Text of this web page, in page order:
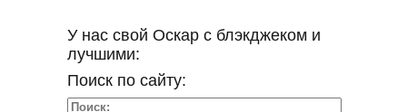
У нас свой Оскар с блэкджеком и
лучшими:
Поиск по сайту: